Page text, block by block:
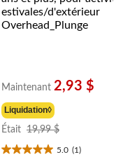
Maintenant 2,93 $
Liquidation◊
Était 19,99 $
19,99 $
5.0 (1)